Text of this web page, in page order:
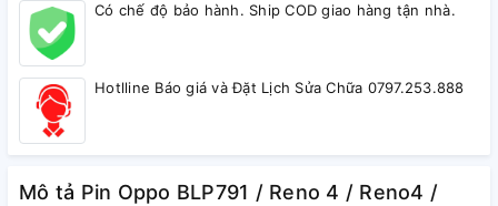
Có chế độ bảo hành. Ship COD giao hàng tận nhà.
Hotlline Báo giá và Đặt Lịch Sửa Chữa 0797.253.888
Mô tả Pin Oppo BLP791 / Reno 4 / Reno4 /